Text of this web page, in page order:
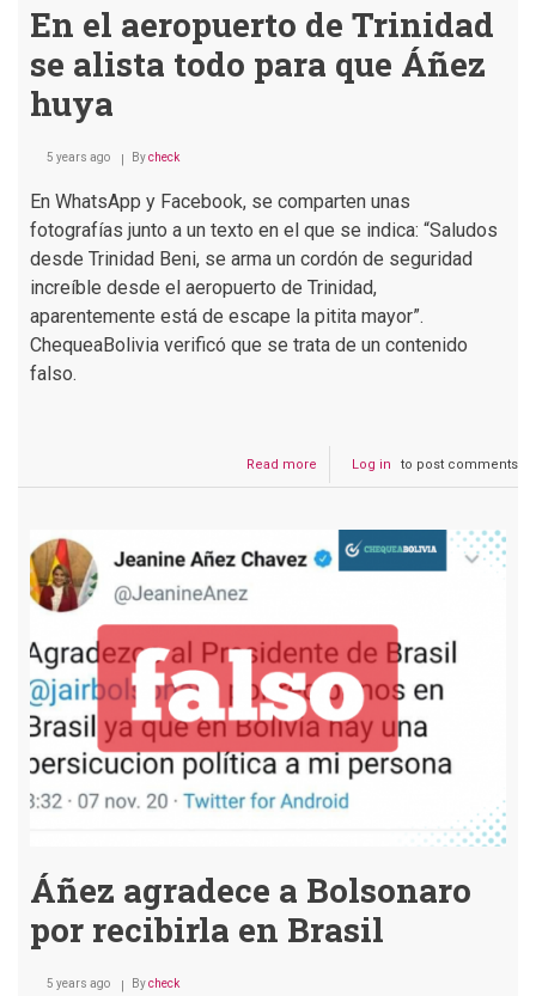
En el aeropuerto de Trinidad
se alista todo para que Áñez
huya
5 years ago Bycheck
En WhatsApp y Facebook, se comparten unas
fotografías junto a un texto en el que se indica: “Saludos
desde Trinidad Beni, se arma un cordón de seguridad
increíble desde el aeropuerto de Trinidad,
aparentemente está de escape la pitita mayor”.
ChequeaBolivia verificó que se trata de un contenido
falso.
Read more
En
de
Trinidad
todo
para
que
Áñez
huya
Log in to post comments
Áñez agradece a Bolsonaro
por recibirla en Brasil
5 years ago Bycheck